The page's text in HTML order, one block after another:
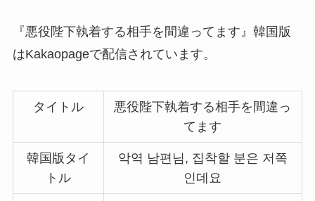
『悪役陛下執着する相手を間違ってます』韓国版
はKakaopageで配信されています。
タイトル
悪役陛下執着する相手を間違っ
てます
韓国版タイ
トル
악역 남편님, 집착할 분은 저쪽
인데요